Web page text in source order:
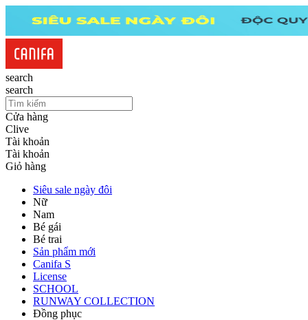
search
search
Cửa hàng
Clive
Tài khoản
Tài khoản
Giỏ hàng
Siêu sale ngày đôi
Nữ
Nam
Bé gái
Bé trai
Sản phẩm mới
Canifa S
License
SCHOOL
RUNWAY COLLECTION
Đồng phục